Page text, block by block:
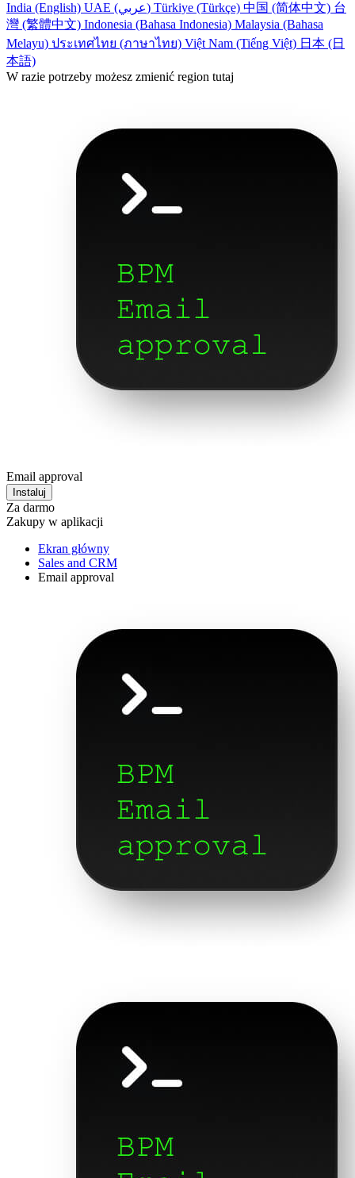
India (English)
UAE (عربي) Türkiye (Türkçe) 中国 (简体中文) 台
灣 (繁體中文) Indonesia (Bahasa Indonesia) Malaysia (Bahasa
Melayu) ประเทศไทย (ภาษาไทย) Việt Nam (Tiếng Việt) 日本 (日
本語)
W razie potrzeby możesz zmienić region tutaj
Email approval
Instaluj
Za darmo
Zakupy w aplikacji
Ekran główny
Sales and CRM
Email approval